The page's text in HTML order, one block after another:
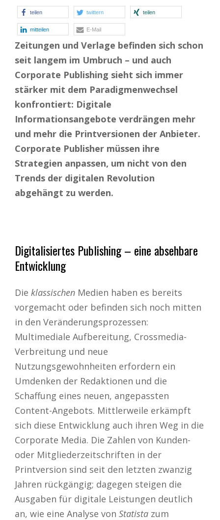
teilen twittern teilen
mitteilen E-Mail
Zeitungen und Verlage befinden sich schon
seit langem im Umbruch – und auch
Corporate Publishing sieht sich immer
stärker mit dem Paradigmenwechsel
konfrontiert: Digitale
Informationsangebote verdrängen mehr
und mehr die Printversionen der Anbieter.
Corporate Publisher müssen ihre
Strategien anpassen, um nicht von den
Trends der digitalen Revolution
abgehängt zu werden.
Digitalisiertes Publishing – eine absehbare
Entwicklung
Die klassischen Medien haben es bereits
vorgemacht oder befinden sich noch mitten
in den Veränderungsprozessen:
Multimediale Aufbereitung, Crossmedia-
Verbreitung und neue
Nutzungsgewohnheiten erfordern ein
Umdenken der Redaktionen und die
Schaffung eines neuen, angepassten
Content-Angebots. Mittlerweile erkämpft
sich diese Entwicklung auch ihren Weg in die
Corporate Media. Die Zahlen von Kunden-
oder Mitgliederzeitschriften in der
Printversion sind seit den letzten zwanzig
Jahren rückgängig; dagegen steigen die
Ausgaben für digitale Leistungen deutlich
an, wie eine Analyse von Statista zum